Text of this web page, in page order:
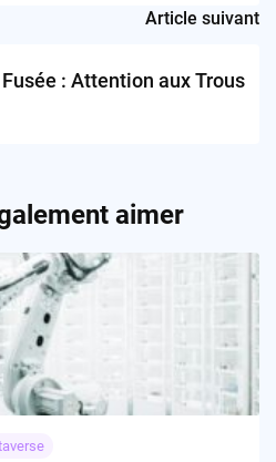
Article suivant
: Attention aux Trous
aimer